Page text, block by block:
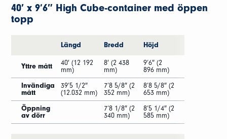
40′ x 9’6″ High Cube-container med öppen
topp
Längd Bredd Höjd
Yttre mått
40′ (12 192
mm)
8′ (2 438
mm)
9’6″ (2
896 mm)
Invändiga
mått
39’5 1/2″
(12.032 mm)
7’8 5/8″ (2
352 mm)
8’8 5/8″ (2
653 mm)
Öppning
av dörr
7’8 1/8″ (2
340 mm)
8’5 1/4″ (2
585 mm)